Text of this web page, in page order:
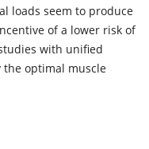
loads seem to produce
of a lower risk of
with unified
optimal muscle